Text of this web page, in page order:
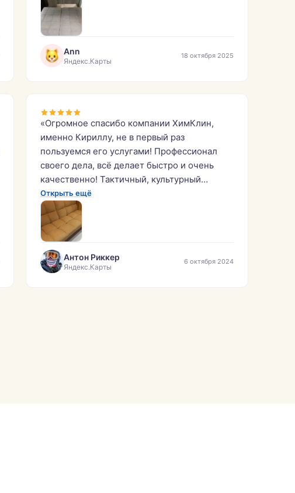
Ann
Яндекс.Карты
18 октября 2025
«Огромное спасибо компании ХимКлин,
именно Кириллу, не в первый раз
пользуемся его услугами! Профессионал
своего дела, всё делает быстро и очень
качественно! Тактичный, культурный
молодой человек, что сейчас не часто!
Всем кто хочет получить услугу
качественно — рекомендую!»
Открыть ещё
Антон Риккер
Яндекс.Карты
6 октября 2024